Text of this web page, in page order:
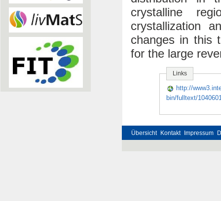
crystalline
crystallization
changes in this
for the large
Links
http://
bin/fulltext/
Übersicht Kontakt Impressum